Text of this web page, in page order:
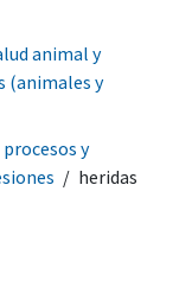
animal y
(animales y
procesos y
heridas